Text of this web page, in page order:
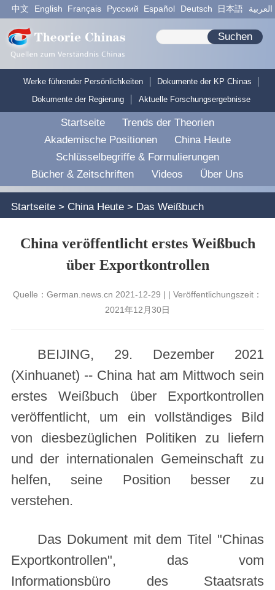
中文 English Français Pусский Español Deutsch 日本語 العربية
Suchen
Werke führender Persönlichkeiten
Dokumente der KP Chinas
Dokumente der Regierung
Aktuelle Forschungsergebnisse
Startseite
Trends der Theorien
Akademische Positionen
China Heute
Schlüsselbegriffe & Formulierungen
Bücher & Zeitschriften
Videos Über Uns
Startseite> China Heute> Das Weißbuch
China veröffentlicht erstes Weißbuch
über Exportkontrollen
Quelle：German.news.cn 2021-12-29 | | Veröffentlichungszeit：
2021年12月30日
BEIJING, 29. Dezember 2021
(Xinhuanet) -- China hat am Mittwoch sein
erstes Weißbuch über Exportkontrollen
veröffentlicht, um ein vollständiges Bild
von diesbezüglichen Politiken zu liefern
und der internationalen Gemeinschaft zu
helfen, seine Position besser zu
verstehen.
Das Dokument mit dem Titel "Chinas
Exportkontrollen", das vom
Informationsbüro des Staatsrats